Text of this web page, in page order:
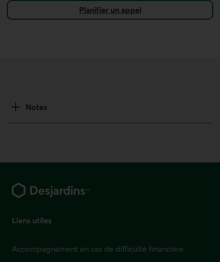
Planifier un appel
Notes
Liens utiles
Accompagnement en cas de difficulté financière